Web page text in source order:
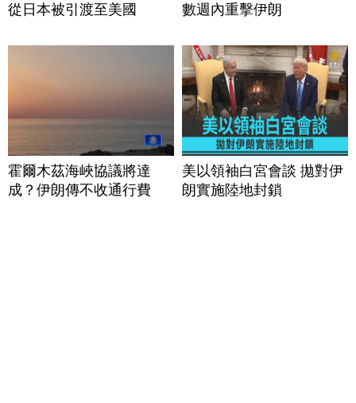
從日本被引渡至美國
數週內重擊伊朗
霍爾木茲海峽協議將達
成？伊朗傳不收通行費
美以領袖白宮會談 拋對伊
朗實施陸地封鎖